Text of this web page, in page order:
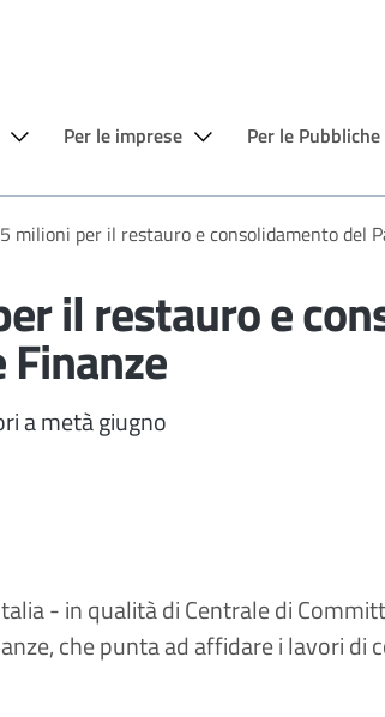
Per le imprese Per le
milioni per il restauro e consolidamento del
il restauro e
a metà giugno
- in qualità di Centrale di
che punta ad affidare i lavori di